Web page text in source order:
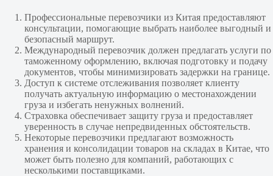
Профессиональные перевозчики из Китая предоставляют
консультации, помогающие выбрать наиболее выгодный и
безопасный маршрут.
Международный перевозчик должен предлагать услуги по
таможенному оформлению, включая подготовку и подачу
документов, чтобы минимизировать задержки на границе.
Доступ к системе отслеживания позволяет клиенту
получать актуальную информацию о местонахождении
груза и избегать ненужных волнений.
Страховка обеспечивает защиту груза и предоставляет
уверенность в случае непредвиденных обстоятельств.
Некоторые перевозчики предлагают возможность
хранения и консолидации товаров на складах в Китае, что
может быть полезно для компаний, работающих с
несколькими поставщиками.